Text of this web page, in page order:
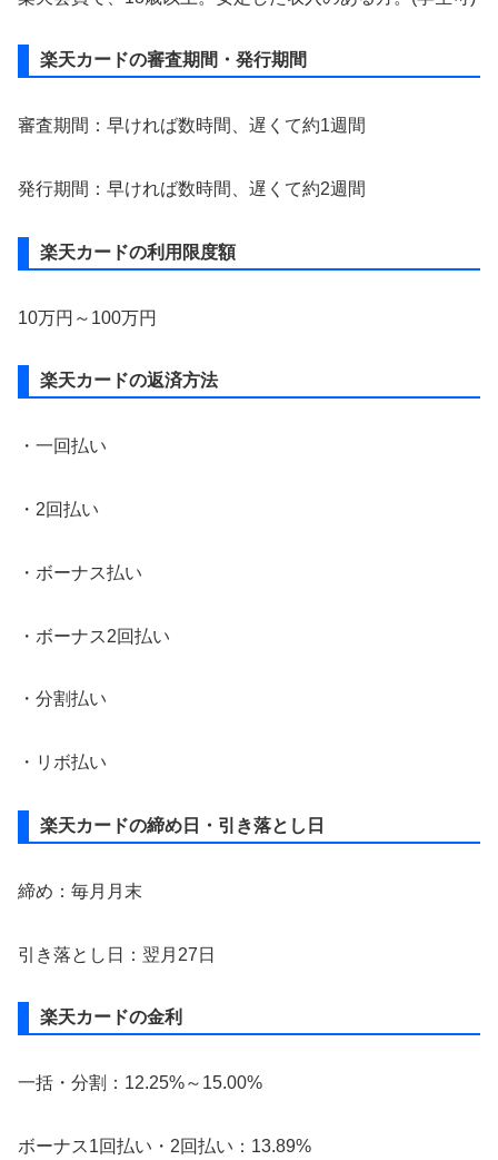
楽天カードの審査期間・発行期間
審査期間：早ければ数時間、遅くて約1週間
発行期間：早ければ数時間、遅くて約2週間
楽天カードの利用限度額
10万円～100万円
楽天カードの返済方法
・一回払い
・2回払い
・ボーナス払い
・ボーナス2回払い
・分割払い
・リボ払い
楽天カードの締め日・引き落とし日
締め：毎月月末
引き落とし日：翌月27日
楽天カードの金利
一括・分割：12.25%～15.00%
ボーナス1回払い・2回払い：13.89%